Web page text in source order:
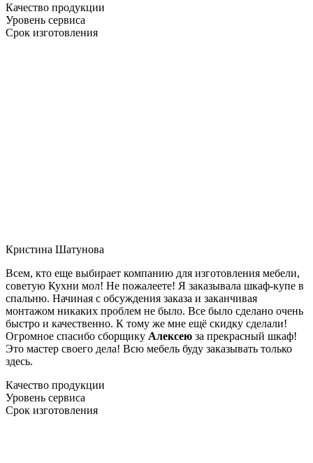
Качество продукции
Уровень сервиса
Срок изготовления
Кристина Шатунова
Всем, кто еще выбирает компанию для изготовления мебели,
советую Кухни мол! Не пожалеете! Я заказывала шкаф-купе в
спальню. Начиная с обсуждения заказа и заканчивая
монтажом никаких проблем не было. Все было сделано очень
быстро и качественно. К тому же мне ещё скидку сделали!
Огромное спасибо сборщику Алексею за прекрасный шкаф!
Это мастер своего дела! Всю мебель буду заказывать только
здесь.
Качество продукции
Уровень сервиса
Срок изготовления